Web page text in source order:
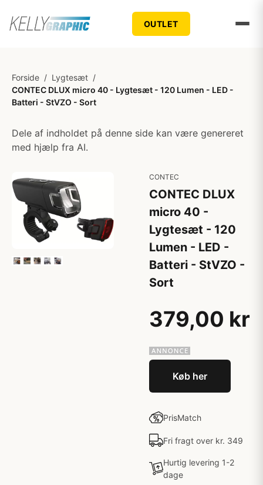
OUTLET
Forside / Lygtesæt /
CONTEC DLUX micro 40 - Lygtesæt - 120 Lumen - LED -
Batteri - StVZO - Sort
Dele af indholdet på denne side kan være genereret
med hjælp fra AI.
CONTEC
CONTEC DLUX
micro 40 -
Lygtesæt - 120
Lumen - LED -
Batteri - StVZO -
Sort
379,00 kr
Køb her
PrisMatch
Fri fragt over kr. 349
Hurtig levering 1-2
dage